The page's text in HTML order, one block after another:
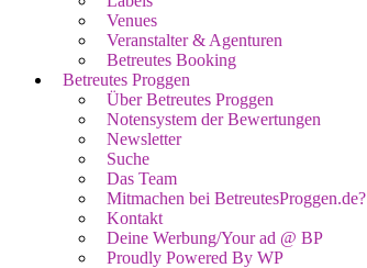
Venues
Veranstalter & Agenturen
Betreutes Booking
Betreutes Proggen
Über Betreutes Proggen
Notensystem der Bewertungen
Newsletter
Suche
Das Team
Mitmachen bei BetreutesProggen.de?
Kontakt
Deine Werbung/Your ad @ BP
Proudly Powered By WP